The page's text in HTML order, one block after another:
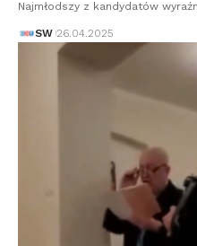
Najmłodszy z kandydatów
SW 26.04.2025